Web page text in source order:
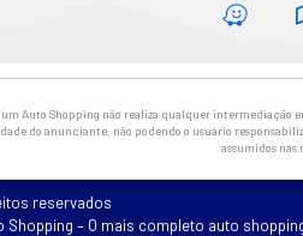
Auto Shopping não realiza qualquer intermediação
do anunciante, não podendo o usuário
assumidos
reservados
Shopping – O mais completo auto